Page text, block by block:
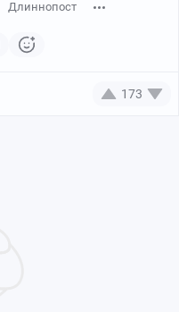
Длиннопост
173